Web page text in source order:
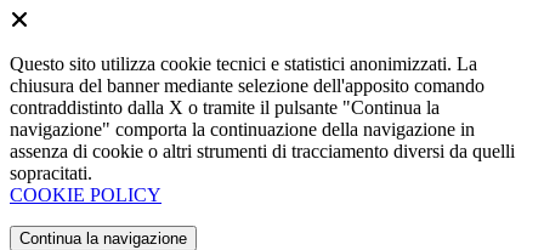
Questo sito utilizza cookie tecnici e statistici anonimizzati. La
chiusura del banner mediante selezione dell'apposito comando
contraddistinto dalla X o tramite il pulsante "Continua la
navigazione" comporta la continuazione della navigazione in
assenza di cookie o altri strumenti di tracciamento diversi da quelli
sopracitati.
COOKIE POLICY
Continua la navigazione